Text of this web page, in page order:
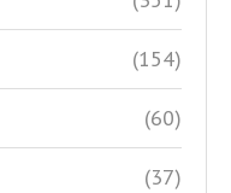
(154)
(60)
(37)